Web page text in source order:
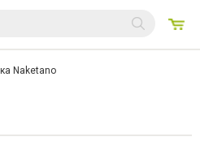
Naketano